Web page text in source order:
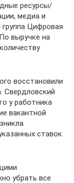
ресурсы/
медиа и
группа Цифровая
выручке на
восстановили
Свердловский
у работника
вакантной
ставок
убрать все